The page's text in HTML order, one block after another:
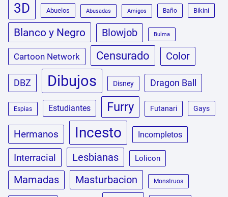
3D Abuelos Abusadas Amigos Baño Bikini
Blanco y Negro Blowjob Bulma
Cartoon Network Censurado Color
DBZ Dibujos Disney Dragon Ball
Espias Estudiantes Furry Futanari Gays
Hermanos Incesto Incompletos
Interracial Lesbianas Lolicon
Mamadas Masturbacion Monstruos